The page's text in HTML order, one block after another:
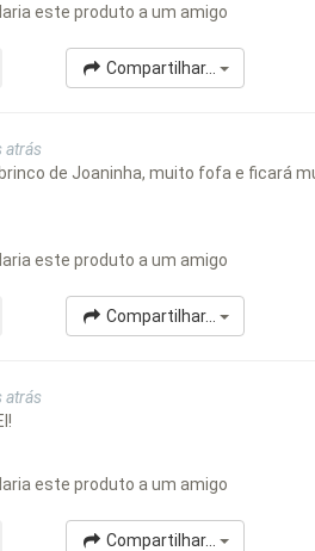
este produto a um amigo
Compartilhar...
atrás
de Joaninha, muito fofa e ficará
este produto a um amigo
Compartilhar...
atrás
este produto a um amigo
Compartilhar...